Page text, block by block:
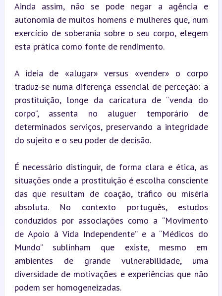
Ainda assim, não se pode negar a agência e
autonomia de muitos homens e mulheres que, num
exercício de soberania sobre o seu corpo, elegem
esta prática como fonte de rendimento.
A ideia de «alugar» versus «vender» o corpo
traduz-se numa diferença essencial de perceção: a
prostituição, longe da caricatura de “venda do
corpo”, assenta no aluguer temporário de
determinados serviços, preservando a integridade
do sujeito e o seu poder de decisão.
É necessário distinguir, de forma clara e ética, as
situações onde a prostituição é escolha consciente
das que resultam de coação, tráfico ou miséria
absoluta. No contexto português, estudos
conduzidos por associações como a “Movimento
de Apoio à Vida Independente” e a “Médicos do
Mundo” sublinham que existe, mesmo em
ambientes de grande vulnerabilidade, uma
diversidade de motivações e experiências que não
podem ser homogeneizadas.